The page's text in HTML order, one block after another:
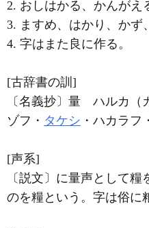
2. おしはかる、かんがえ
3. ますめ、はかり、かず
4. 字はまた良に作る。
[古辞書の訓]
〔名義抄〕量 ハルカ（
ゾフ・ タケシ ・ハカラフ
[声系]
〔説文〕に量声として糧
のを糧という。字は俗に